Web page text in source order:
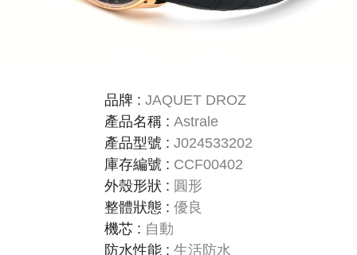
品牌 : JAQUET DROZ
產品名稱 : Astrale
產品型號 : J024533202
庫存編號 : CCF00402
外殼形狀 : 圓形
整體狀態 : 優良
機芯 : 自動
防水性能 : 生活防水